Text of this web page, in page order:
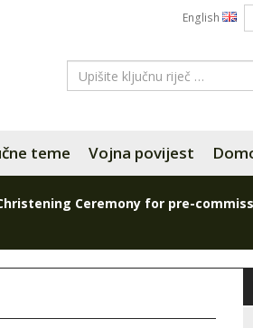
English
teme Vojna povijest
Ceremony for pre-